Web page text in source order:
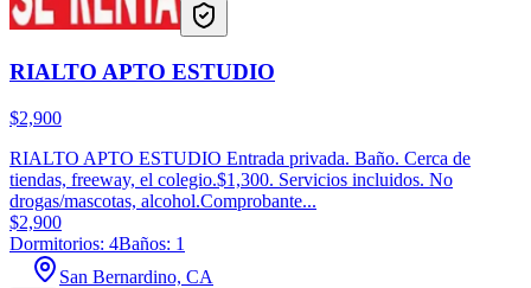
RIALTO APTO ESTUDIO
$2,900
RIALTO APTO ESTUDIO Entrada privada. Baño. Cerca de
tiendas, freeway, el colegio.$1,300. Servicios incluidos. No
drogas/mascotas, alcohol.Comprobante...
$2,900
Dormitorios: 4Baños: 1
San Bernardino, CA